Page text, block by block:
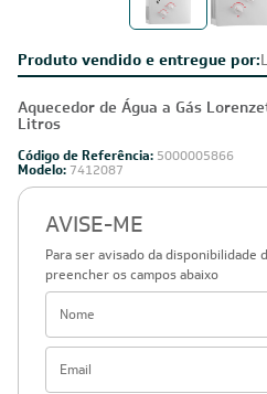
Produto vendido e entregue por:
Aquecedor de Água a Gás
Litros
Código de Referência: 5000005866
Modelo: 7412087
AVISE-ME
Para ser avisado da disponibilidade
preencher os campos abaixo